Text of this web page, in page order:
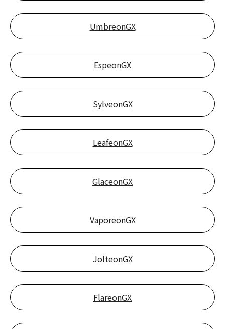
UmbreonGX
EspeonGX
SylveonGX
LeafeonGX
GlaceonGX
VaporeonGX
JolteonGX
FlareonGX